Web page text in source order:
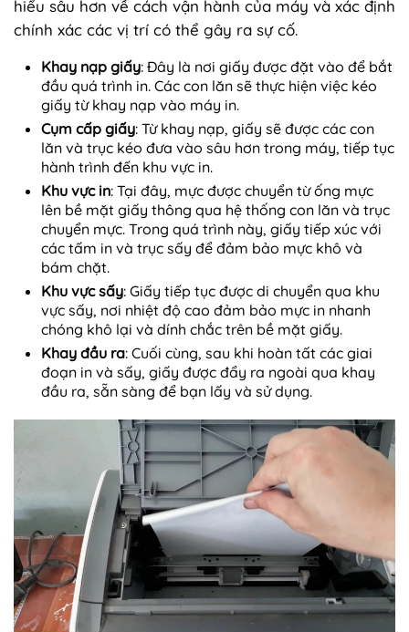
hiểu sâu hơn về cách vận hành của máy và xác định
chính xác các vị trí có thể gây ra sự cố.
Khay nạp giấy: Đây là nơi giấy được đặt vào để bắt
đầu quá trình in. Các con lăn sẽ thực hiện việc kéo
giấy từ khay nạp vào máy in.
Cụm cấp giấy: Từ khay nạp, giấy sẽ được các con
lăn và trục kéo đưa vào sâu hơn trong máy, tiếp tục
hành trình đến khu vực in.
Khu vực in: Tại đây, mực được chuyển từ ống mực
lên bề mặt giấy thông qua hệ thống con lăn và trục
chuyển mực. Trong quá trình này, giấy tiếp xúc với
các tấm in và trục sấy để đảm bảo mực khô và
bám chặt.
Khu vực sấy: Giấy tiếp tục được di chuyển qua khu
vực sấy, nơi nhiệt độ cao đảm bảo mực in nhanh
chóng khô lại và dính chắc trên bề mặt giấy.
Khay đầu ra: Cuối cùng, sau khi hoàn tất các giai
đoạn in và sấy, giấy được đẩy ra ngoài qua khay
đầu ra, sẵn sàng để bạn lấy và sử dụng.